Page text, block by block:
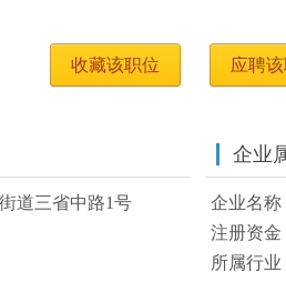
收藏该职位 应聘
道三省中路1号
企业
企业名称
注册资金
所属行业